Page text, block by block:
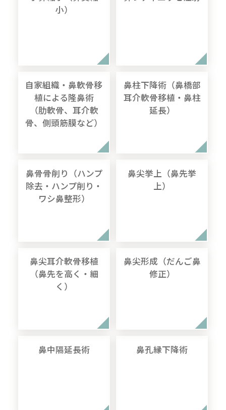
小）
自家組織・鼻軟骨移
植による隆鼻術
（肋軟骨、耳介軟
骨、側頭筋膜など）
鼻柱下降術（鼻橋部
耳介軟骨移植・鼻柱
延長）
鼻骨骨削り（ハンプ
除去・ハンプ削り・
ワシ鼻整形）
鼻尖挙上（鼻先挙
上）
鼻尖耳介軟骨移植
（鼻先を高く・細
く）
鼻尖形成（だんご鼻
修正）
鼻中隔延長術 鼻孔縁下降術